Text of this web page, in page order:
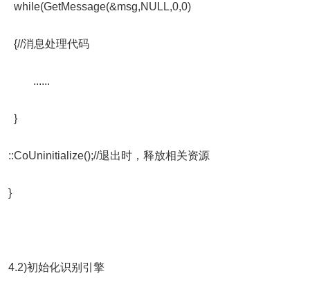
while(GetMessage(&msg,NULL,0,0)
{//消息处理代码
......
}
::CoUninitialize();//退出时，释放相关资源
}
4.2)初始化识别引擎